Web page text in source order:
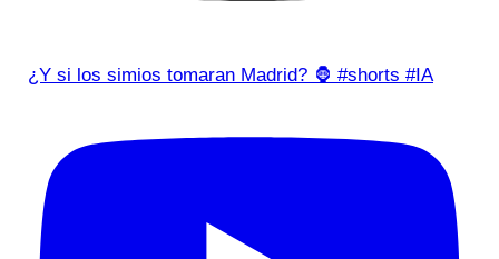
¿Y si los simios tomaran Madrid? 🦍 #shorts #IA